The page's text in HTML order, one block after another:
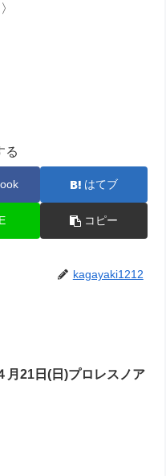
る
はてブ
コピー
kagayaki1212
月21日(日)プロレスノア